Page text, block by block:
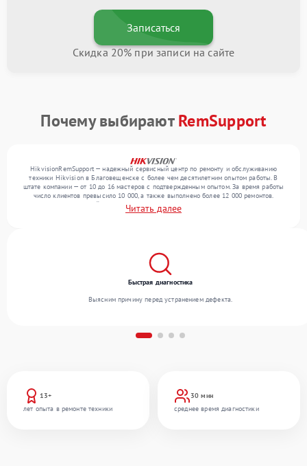
Записаться
Скидка 20% при записи на сайте
Почему выбираютRemSupport
HikvisionRemSupport — надежный сервисный центр по ремонту и обслуживанию
техники Hikvision в Благовещенске с более чем десятилетним опытом работы. В
штате компании — от 10 до 16 мастеров с подтвержденным опытом. За время работы
число клиентов превысило 10 000, а также выполнено более 12 000 ремонтов.
Ежемесячно в сервисный центр поступает свыше 300 единиц техники, включая , , . Мы
устраняем поломки любой сложности и предлагаем стабильный уровень сервиса
Читать далее
13+
лет опыта в ремонте техники
30 мин
среднее время диагностики
Быстрая диагностика
Выясним причину перед устранением дефекта.